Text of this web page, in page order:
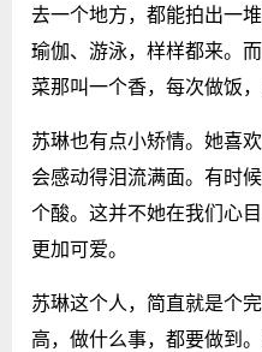
去一个地方，都能拍出一
瑜伽、游泳，样样都来。
菜那叫一个香，每次做饭
苏琳也有点小矫情。她喜
会感动得泪流满面。有时
个酸。这并不她在我们心
更加可爱。
苏琳这个人，简直就是个
高，做什么事，都要做到